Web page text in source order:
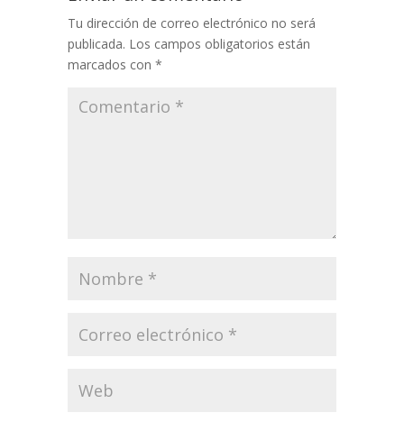
Tu dirección de correo electrónico no será
publicada. Los campos obligatorios están
marcados con *